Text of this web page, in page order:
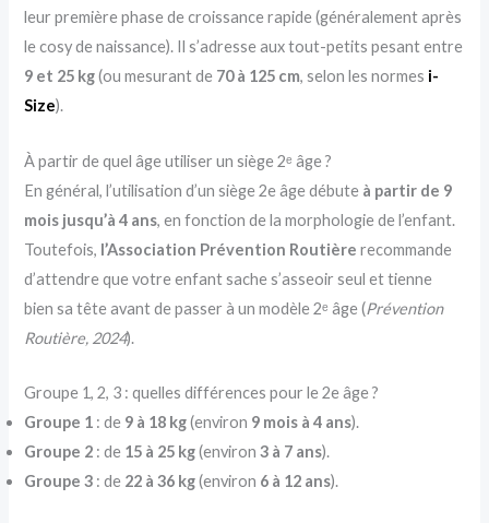
leur première phase de croissance rapide (généralement après
le cosy de naissance). Il s’adresse aux tout-petits pesant entre
9 et 25 kg(ou mesurant de 70 à 125 cm, selon les normes i-
Size).
À partir de quel âge utiliser un siège 2ᵉ âge ?
En général, l’utilisation d’un siège 2e âge débute à partir de 9
mois jusqu’à 4 ans, en fonction de la morphologie de l’enfant.
Toutefois, l’Association Prévention Routière recommande
d’attendre que votre enfant sache s’asseoir seul et tienne
bien sa tête avant de passer à un modèle 2ᵉ âge (Prévention
Routière, 2024).
Groupe 1, 2, 3 : quelles différences pour le 2e âge ?
Groupe 1 : de 9 à 18 kg(environ 9 mois à 4 ans).
Groupe 2 : de 15 à 25 kg(environ3 à 7 ans).
Groupe 3 : de 22 à 36 kg(environ 6 à 12 ans).